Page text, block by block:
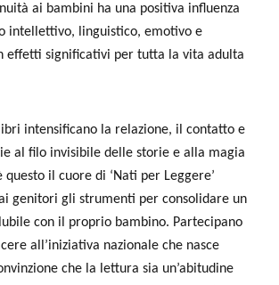
ai bambini ha una positiva influenza
intellettivo, linguistico, emotivo e
effetti significativi per tutta la vita adulta
intensificano la relazione, il contatto e
al filo invisibile delle storie e alla magia
questo il cuore di ‘Nati per Leggere’
genitori gli strumenti per consolidare un
con il proprio bambino. Partecipano
all’iniziativa nazionale che nasce
che la lettura sia un’abitudine